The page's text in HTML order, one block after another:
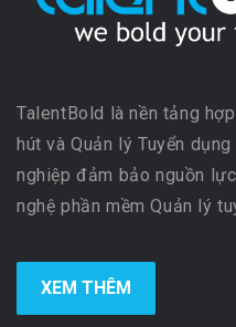
TalentBold là nền tảng
hút và Quản lý Tuyển
nghiệp đảm bảo nguồn
nghệ phần mềm Quản lý
XEM THÊM